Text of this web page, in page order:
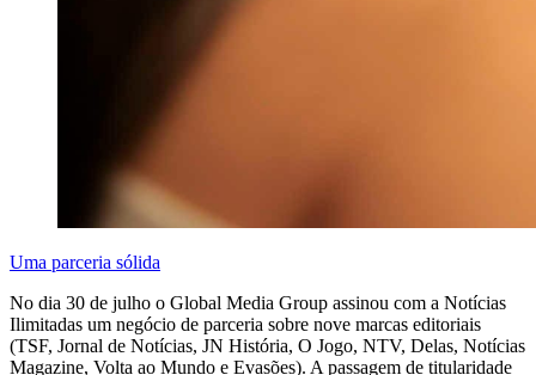
Uma parceria sólida
No dia 30 de julho o Global Media Group assinou com a Notícias
Ilimitadas um negócio de parceria sobre nove marcas editoriais
(TSF, Jornal de Notícias, JN História, O Jogo, NTV, Delas, Notícias
Magazine, Volta ao Mundo e Evasões). A passagem de titularidade